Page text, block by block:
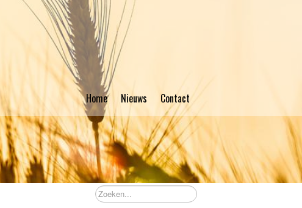
Home Nieuws Contact